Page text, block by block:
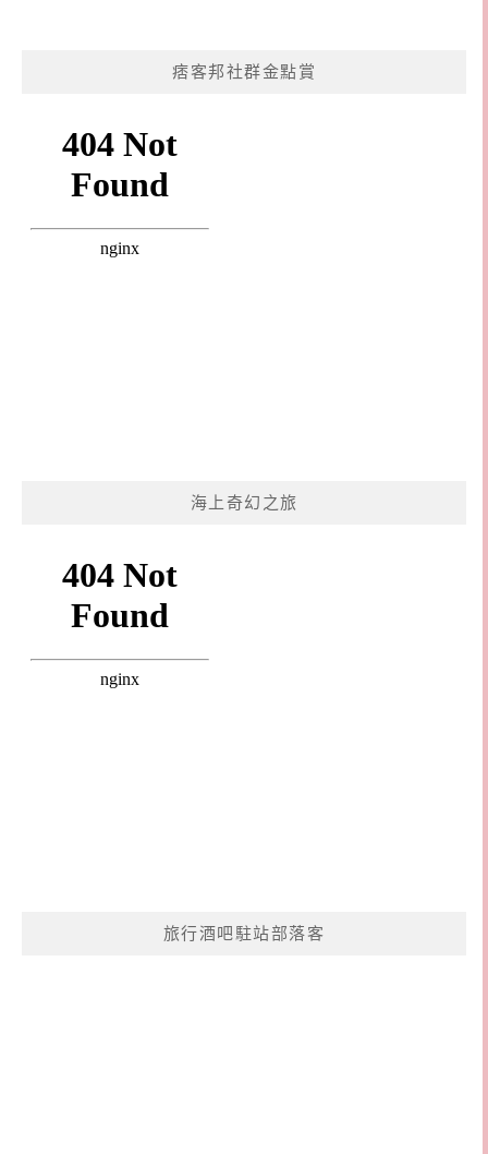
痞客邦社群金點賞
海上奇幻之旅
旅行酒吧駐站部落客